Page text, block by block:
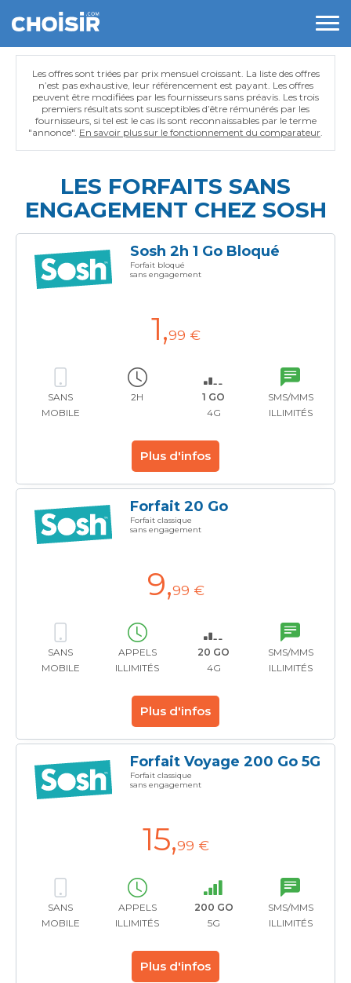
Les offres sont triées par prix mensuel croissant. La liste des offres
n’est pas exhaustive, leur référencement est payant. Les offres
peuvent être modifiées par les fournisseurs sans préavis. Les trois
premiers résultats sont susceptibles d’être rémunérés par les
fournisseurs, si tel est le cas ils sont reconnaissables par le terme
"annonce". En savoir plus sur le fonctionnement du comparateur.
LES FORFAITS SANS
ENGAGEMENT CHEZ SOSH
Sosh 2h 1 Go Bloqué
Forfait bloqué
sans engagement
1,99 €
SANS
MOBILE
2H
1 GO
4G
SMS/MMS
ILLIMITÉS
Plus d'infos
Forfait 20 Go
Forfait classique
sans engagement
9,99 €
SANS
MOBILE
APPELS
ILLIMITÉS
20 GO
4G
SMS/MMS
ILLIMITÉS
Plus d'infos
Forfait Voyage 200 Go 5G
Forfait classique
sans engagement
15,99 €
SANS
MOBILE
APPELS
ILLIMITÉS
200 GO
5G
SMS/MMS
ILLIMITÉS
Plus d'infos